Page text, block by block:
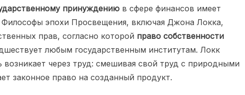
принуждению в сфере финансов имеет
Философы эпохи Просвещения, включая Джона Локка,
прав, согласно которой право собственности
любым государственным институтам. Локк
возникает через труд: смешивая свой труд с природными
законное право на созданный продукт.